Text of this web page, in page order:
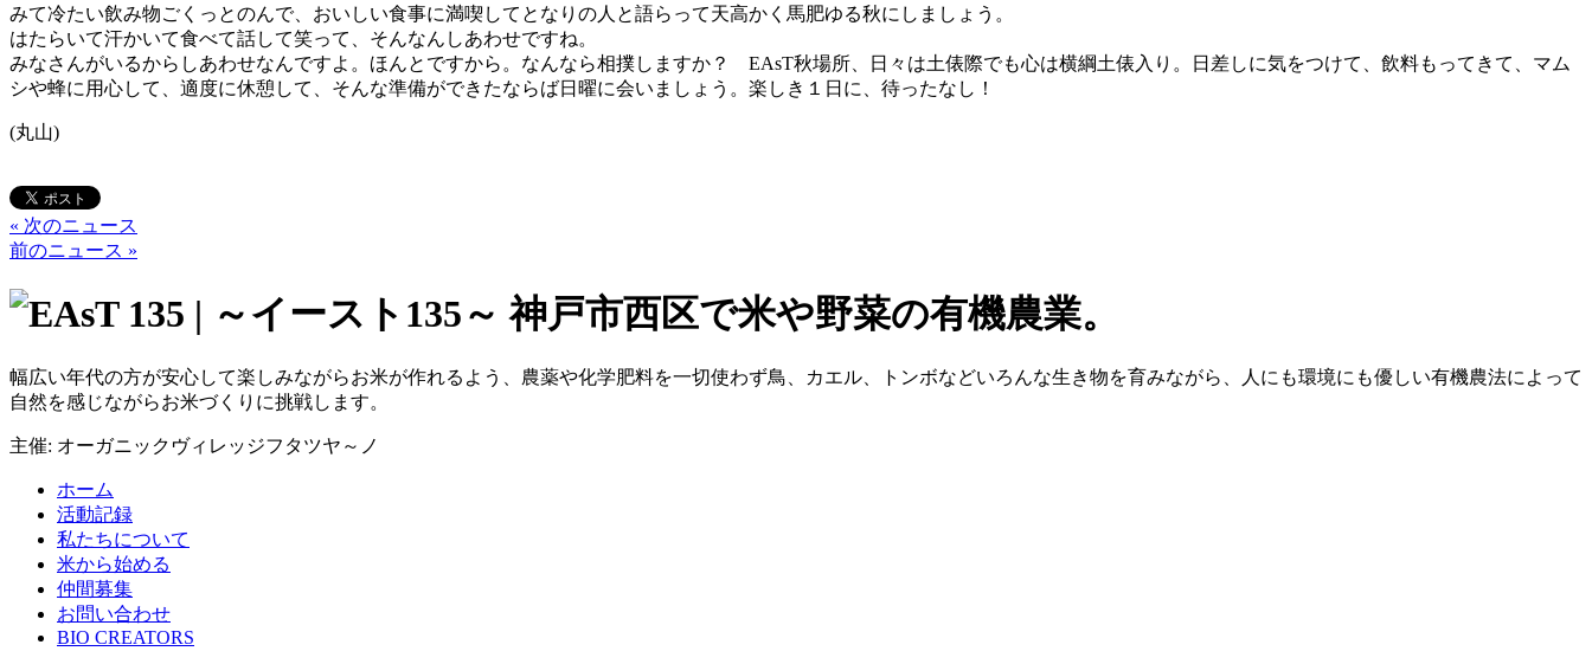
みて冷たい飲み物ごくっとのんで、おいしい食事に満喫してとなりの人と語らって天高かく馬肥ゆる秋にしましょう。
はたらいて汗かいて食べて話して笑って、そんなんしあわせですね。
みなさんがいるからしあわせなんですよ。ほんとですから。なんなら相撲しますか？ EAsT秋場所、日々は土俵際でも心は横綱土俵入り。日差しに気をつけて、飲料もってきて、マム
シや蜂に用心して、適度に休憩して、そんな準備ができたならば日曜に会いましょう。楽しき１日に、待ったなし！
(丸山)
« 次のニュース
前のニュース »
幅広い年代の方が安心して楽しみながらお米が作れるよう、農薬や化学肥料を一切使わず鳥、カエル、トンボなどいろんな生き物を育みながら、人にも環境にも優しい有機農法によって
自然を感じながらお米づくりに挑戦します。
主催: オーガニックヴィレッジフタツヤ～ノ
ホーム
活動記録
私たちについて
米から始める
仲間募集
お問い合わせ
BIO CREATORS